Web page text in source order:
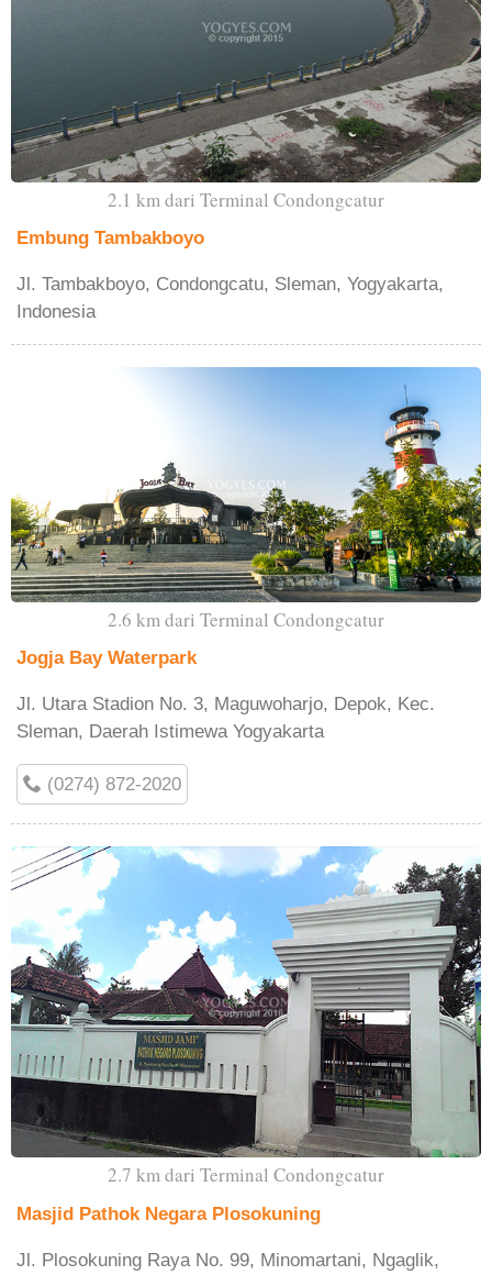
2.1 km dari Terminal Condongcatur
Embung Tambakboyo
Jl. Tambakboyo, Condongcatu, Sleman, Yogyakarta,
Indonesia
2.6 km dari Terminal Condongcatur
Jogja Bay Waterpark
Jl. Utara Stadion No. 3, Maguwoharjo, Depok, Kec.
Sleman, Daerah Istimewa Yogyakarta
(0274) 872-2020
2.7 km dari Terminal Condongcatur
Masjid Pathok Negara Plosokuning
Jl. Plosokuning Raya No. 99, Minomartani, Ngaglik,